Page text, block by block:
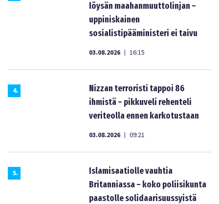
löysän maahanmuuttolinjan –
uppiniskainen
sosialistipääministeri ei taivu
03.08.2026 | 16:15
4.
Nizzan terroristi tappoi 86
ihmistä – pikkuveli rehenteli
veriteolla ennen karkotustaan
03.08.2026 | 09:21
5.
Islamisaatiolle vauhtia
Britanniassa – koko poliisikunta
paastolle solidaarisuussyistä